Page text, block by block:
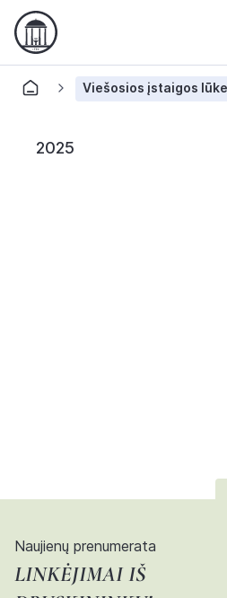
Viešosios įstaigos
2025
Naujienų prenumerata
LINKĖJIMAI IŠ